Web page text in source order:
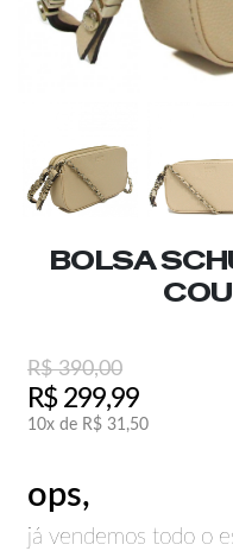
BOLSA
R$390,00
R$299,99
10x de R$ 31,50
ops,
já vendemos todo o